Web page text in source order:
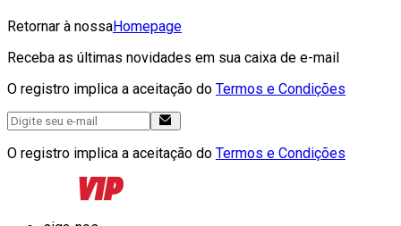
Retornar à nossaHomepage
Receba as últimas novidades em sua caixa de e-mail
O registro implica a aceitação do Termos e Condições
O registro implica a aceitação do Termos e Condições